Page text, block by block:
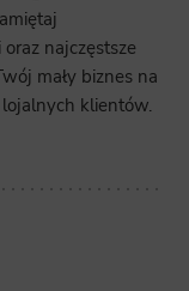
najczęstsze
mały biznes na
klientów.